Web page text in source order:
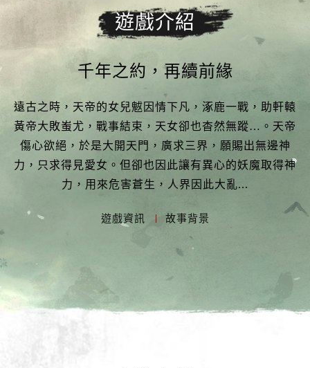
遊戲介紹
千年之約，再續前緣
遠古之時，天帝的女兒魃因情下凡，涿鹿一戰，助軒轅
黃帝大敗蚩尤，戰事結束，天女卻也杳然無蹤…。天帝
傷心欲絕，於是大開天門，廣求三界，願賜出無邊神
力，只求得見愛女。但卻也因此讓有異心的妖魔取得神
力，用來危害蒼生，人界因此大亂...
遊戲資訊 故事背景